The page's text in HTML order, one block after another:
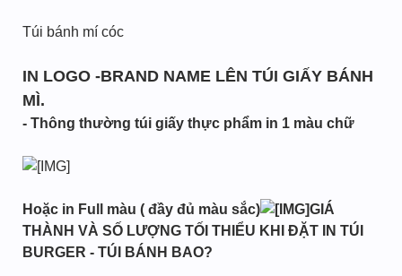
Túi bánh mí cóc
IN LOGO -BRAND NAME LÊN TÚI GIẤY BÁNH
MÌ.
- Thông thường túi giấy thực phẩm in 1 màu chữ
Hoặc in Full màu ( đầy đủ màu sắc)
GIÁ
THÀNH VÀ SỐ LƯỢNG TỐI THIỂU KHI ĐẶT IN TÚI
BURGER - TÚI BÁNH BAO?